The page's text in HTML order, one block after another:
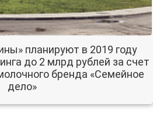
планируют в 2019 году
до 2 млрд рублей за счет
бренда «Семейное
дело»